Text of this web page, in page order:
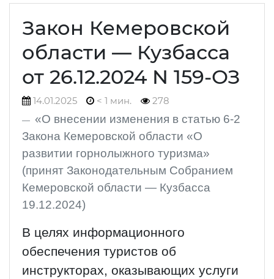
Закон Кемеровской
области — Кузбасса
от 26.12.2024 N 159-ОЗ
14.01.2025 < 1 мин. 278
«О внесении изменения в статью 6-2
Закона Кемеровской области «О
развитии горнолыжного туризма»
(принят Законодательным Собранием
Кемеровской области — Кузбасса
19.12.2024)
В целях информационного
обеспечения туристов об
инструкторах, оказывающих услуги